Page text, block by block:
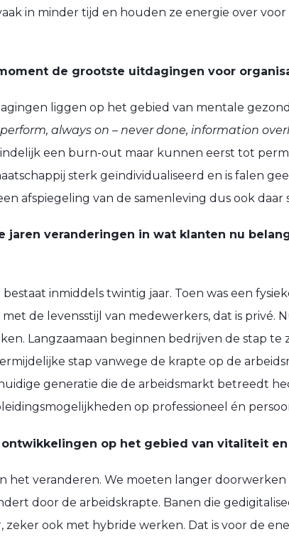
in minder tijd en houden ze energie over
de grootste uitdagingen voor
liggen op het gebied van mentale
always on – never done, information
een burn-out maar kunnen eerst tot
sterk geïndividualiseerd en is falen
afspiegeling van de samenleving dus ook
jaren veranderingen in wat klanten nu
bestaat inmiddels twintig jaar. Toen was een
de levensstijl van medewerkers, dat is privé.
Langzaamaan beginnen bedrijven de stap
stap vanwege de krapte op de
generatie die de arbeidsmarkt betreedt
op professioneel én
op het gebied van vitaliteit
het veranderen. We moeten langer
door de arbeidskrapte. Banen die
zeker ook met hybride werken. Dat is voor de